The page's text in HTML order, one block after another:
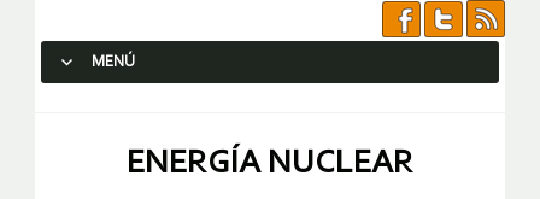
MENÚ
ENERGÍA NUCLEAR